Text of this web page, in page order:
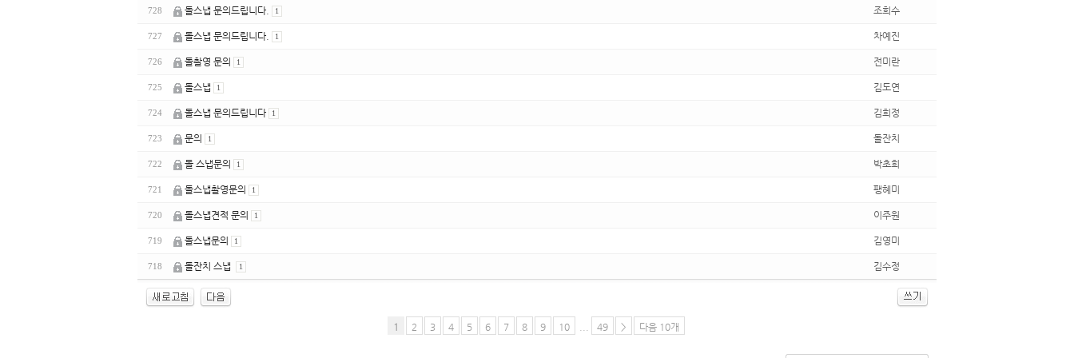
728 돌스냅 문의드립니다. 1 조희수
727 돌스냅 문의드립니다. 1 차예진
726 돌촬영 문의 1 전미란
725 돌스냅 1 김도연
724 돌스냅 문의드립니다 1 김희정
723 문의 1 돌잔치
722 돌 스냅문의 1 박초희
721 돌스냅촬영문의 1 팽혜미
720 돌스냅견적 문의 1 이주원
719 돌스냅문의 1 김영미
718 돌잔치 스냅 1 김수정
1 2 3 4 5 6 7 8 9 10 49 > 다음 10개